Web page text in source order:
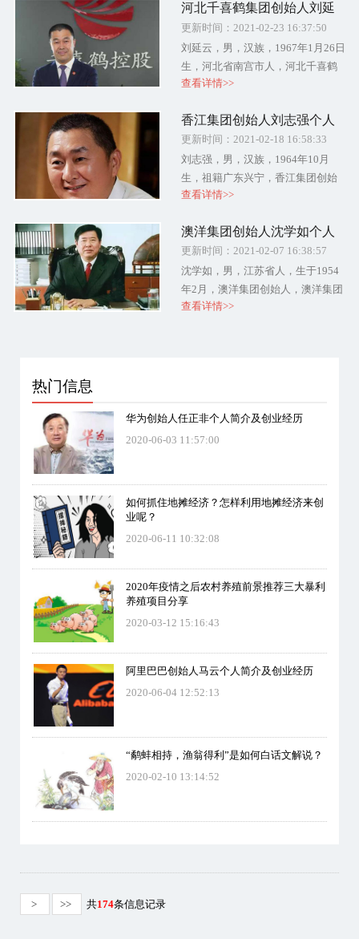
币财富名列《2020世茂深....
河北千喜鹤集团创始人刘延
云个人简介及创业经历
更新时间：2021-02-23 16:37:50
刘延云，男，汉族，1967年1月26日
生，河北省南宫市人，河北千喜鹤
集团创始人，现任河北千喜鹤集
，河北省总商会副会长。千喜鹤牌
鲜....
查看详情>>
香江集团创始人刘志强个人
简介及创业经历
更新时间：2021-02-18 16:58:33
刘志强，男，汉族，1964年10月
生，祖籍广东兴宁，香江集团创始
人，香江集团董事局主席。 2020年2
亿元人民币财富名列《2....
查看详情>>
澳洋集团创始人沈学如个人
简介及创业经历
更新时间：2021-02-07 16:38:57
沈学如，男，江苏省人，生于1954
年2月，澳洋集团创始人，澳洋集团
有限公司董事长、总裁。2019年10
查看详情>>
热门信息
华为创始人任正非个人简介及创业经历
2020-06-03 11:57:00
如何抓住地摊经济？怎样利用地摊经济来创
业呢？
2020-06-11 10:32:08
2020年疫情之后农村养殖前景推荐三大暴利
养殖项目分享
2020-03-12 15:16:43
阿里巴巴创始人马云个人简介及创业经历
2020-06-04 12:52:13
“鹬蚌相持，渔翁得利”是如何白话文解说？
2020-02-10 13:14:52
> >> 共174条信息记录